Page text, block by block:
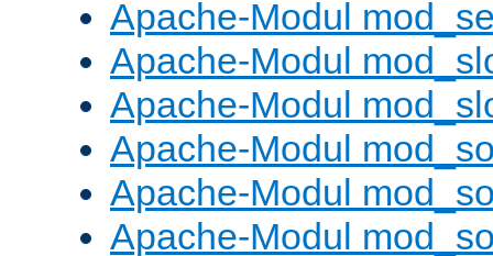
Apache-Modul
Apache-Modul
Apache-Modul
Apache-Modul
Apache-Modul
Apache-Modul